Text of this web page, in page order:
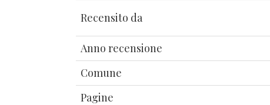
Recensito da
Anno recensione
Comune
Pagine